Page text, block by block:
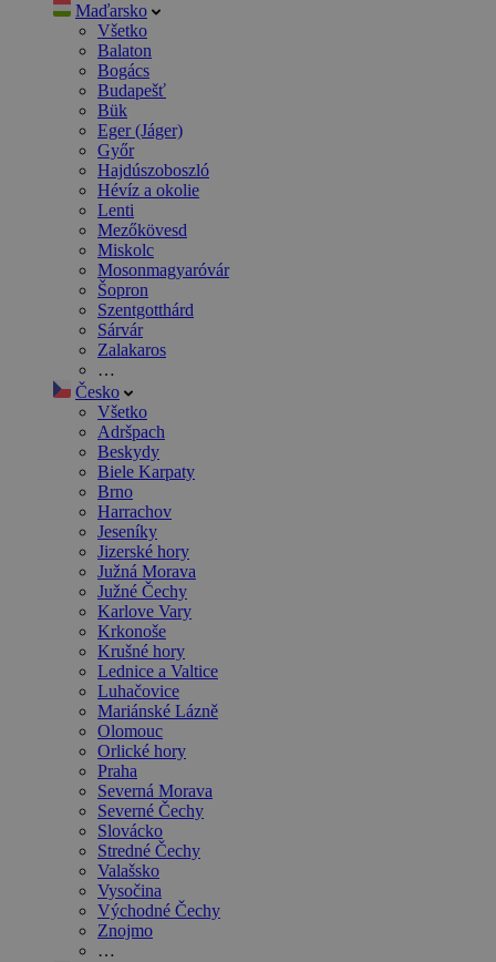
Maďarsko
Všetko
Balaton
Bogács
Budapešť
Bük
Eger (Jáger)
Győr
Hajdúszoboszló
Hévíz a okolie
Lenti
Mezőkövesd
Miskolc
Mosonmagyaróvár
Šopron
Szentgotthárd
Sárvár
Zalakaros
…
Česko
Všetko
Adršpach
Beskydy
Biele Karpaty
Brno
Harrachov
Jeseníky
Jizerské hory
Južná Morava
Južné Čechy
Karlove Vary
Krkonoše
Krušné hory
Lednice a Valtice
Luhačovice
Mariánské Lázně
Olomouc
Orlické hory
Praha
Severná Morava
Severné Čechy
Slovácko
Stredné Čechy
Valašsko
Vysočina
Východné Čechy
Znojmo
…